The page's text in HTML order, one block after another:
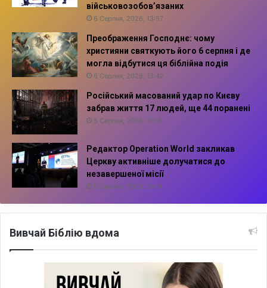
військовозобов’язаних
6 Серпня, 2026, 13:57
Преображення Господнє: чому
християни святкують його 6 серпня і де
могла відбутися ця біблійна подія
6 Серпня, 2026, 13:42
Російський масований удар по Києву
забрав життя 17 людей, ще 44 поранені
5 Серпня, 2026, 11:16
Редактор Operation World закликав
Церкву активніше долучатися до
незавершеної місії
5 Серпня, 2026, 10:14
Вивчай Біблію вдома